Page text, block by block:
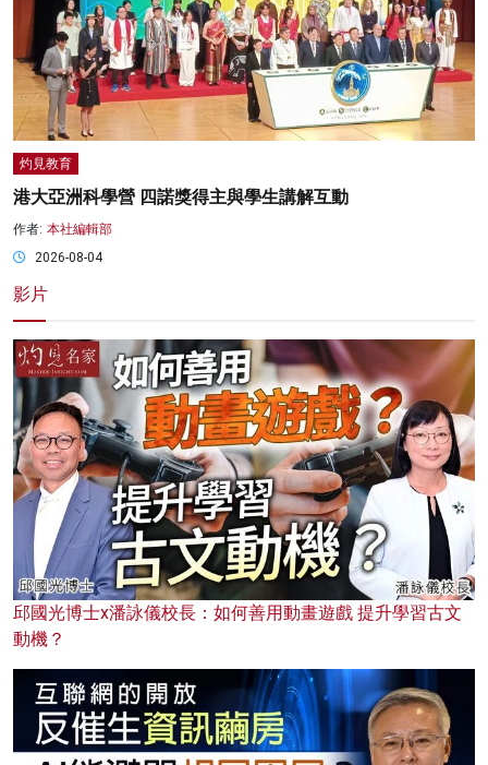
灼見教育
港大亞洲科學營 四諾獎得主與學生講解互動
作者: 本社編輯部
2026-08-04
影片
邱國光博士x潘詠儀校長：如何善用動畫遊戲 提升學習古文
動機？